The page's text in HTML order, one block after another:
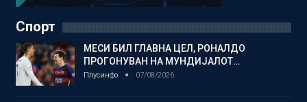
Спорт
МЕСИ БИЛ ГЛАВНА ЦЕЛ, РОНАЛДО
ПРОГОНУВАН НА МУНДИЈАЛОТ…
Плусинфо 07/08/2026